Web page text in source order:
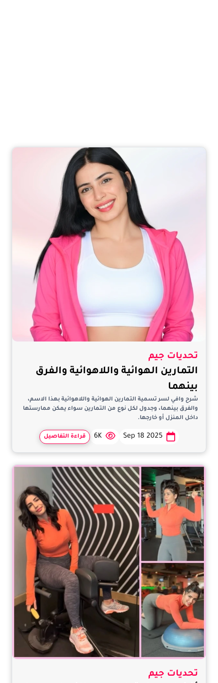
تحديات جيم
التمارين الهوائية واللاهوائية والفرق
بينهما
شرح وافي لسر تسمية التمارين الهوائية واللاهوائية بهذا الاسم،
والفرق بينهما، وجدول لكل نوع من التمارين سواء يمكن ممارستها
داخل المنزل أو خارجها.
Sep 18 2025
6K قراءة التفاصيل
تحديات جيم